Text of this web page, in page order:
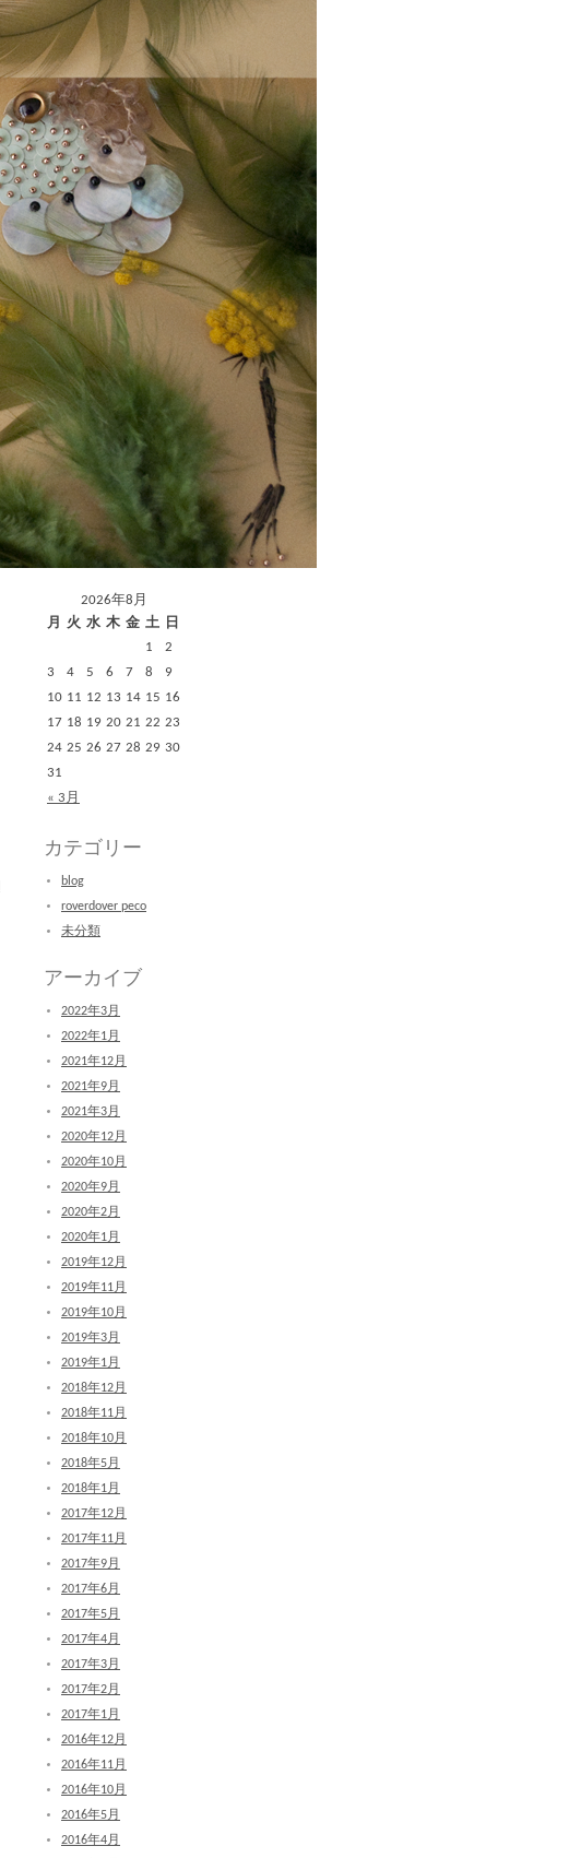
2026年8月
月
火 水 木 金 土 日
« 3月
1
2
3
4 5 6 7 8
9
10 11 12 13 14 15 16
17 18 19 20 21 22 23
24 25 26 27 28 29 30
31
カテゴリー
blog
roverdover peco
未分類
アーカイブ
2022年3月
2022年1月
2021年12月
2021年9月
2021年3月
2020年12月
2020年10月
2020年9月
2020年2月
2020年1月
2019年12月
2019年11月
2019年10月
2019年3月
2019年1月
2018年12月
2018年11月
2018年10月
2018年5月
2018年1月
2017年12月
2017年11月
2017年9月
2017年6月
2017年5月
2017年4月
2017年3月
2017年2月
2017年1月
2016年12月
2016年11月
2016年10月
2016年5月
2016年4月